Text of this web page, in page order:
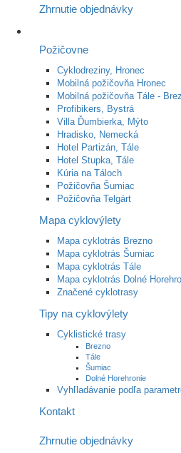
Zhrnutie objednávky
Požičovne
Cyklodreziny, Hronec
Mobilná požičovňa Hronec
Mobilná požičovňa Tále -
Profibikers, Bystrá
Villa Ďumbierka, Mýto
Hradisko, Nemecká
Hotel Partizán, Tále
Hotel Stupka, Tále
Kúria na Táloch
Požičovňa Šumiac
Požičovňa Telgárt
Mapa cyklovýlety
Mapa cyklotrás Brezno
Mapa cyklotrás Šumiac
Mapa cyklotrás Tále
Mapa cyklotrás Dolné
Značené cyklotrasy
Tipy na cyklovýlety
Cyklistické trasy
Brezno
Tále
Šumiac
Dolné Horehronie
Vyhľladávanie podľa
Kontakt
Zhrnutie objednávky